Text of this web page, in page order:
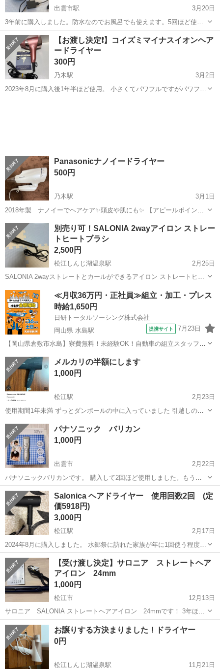
出雲市駅
3月20日
3年前に購入しました。防水なのでお風呂でも使えます。5回ほど使用
しましたが引っ越しのため出品します。動作確認済み
島根 出雲市 出雲市駅 美容家電 マイトレックス
【お渡し決定❗️】コイズミマイナスイオンヘア
ードライヤー
300円
乃木駅
3月2日
2023年8月に購入後1年半ほど使用。 小さくてパワフルですがパワフル
Panasonicナノイードライヤー
500円
乃木駅
3月1日
2018年製 ナノイーでヘアケア✨頭皮や肌にも✨ 【アピールポイン
ト】目立った傷、汚れなどはありません。 最近まで使用していまし
た。コードがややねじれています。 【希望取引場所】松江市大庭 【希
望取引日時】土日 上記の条...
島根 松江市 乃木駅 ナノイードライヤー
別売り可！SALONIA 2wayアイロン ストレー
トヒートブラシ
2,500円
松江しんじ湖温泉駅
2月25日
SALONIA 2wayストレートとカールができるアイロン ストレートヒー
トブラシ 動作確認済みです！ 2wayの方は箱ありますが破けてます💦
1つずつの場合は どちらも1250円です
島根 松江市 松江しんじ湖温泉駅 美容家電 SALONIA
≪月収36万円・正社員≫組立・加工・プレス
時給1,650円
日研トータルソーシング株式会社
岡山県 水島駅
提携サイト 7月23日
【岡山県倉敷市水島】寮費無料！未経験OK！自動車の組立スタッフ
《お仕事No.NS0089》 お仕事について 車の組立作業です。専用レール
に乗って流れてくる車の骨組みに、車内外の各部品・ハンドル・足回
り・ドア・シートなどの各...
岡山 倉敷市 水島駅 その他
メルカリの半額にします
1,000円
松江駅
2月23日
使用期間1年未満 ずっとダンボールの中に入っていました 引越しの
為、今月中のお話希望 引渡しは3/3まで
島根 松江市 松江駅 美容家電
パナソニック バリカン
1,000円
出雲市
2月22日
パナソニックバリカンです。 購入して2回ほど使用しました。もう使
わなくなったので出品します。購入時のものは全て揃っています。 使
用後洗浄しましたが、どうしても取れない髪の毛がついています。 宜
しくお願いします。
島根 出雲市 バリカン
Salonica ヘアドライヤー 使用回数2回 (定
価5918円)
3,000円
松江駅
2月17日
2024年8月に購入しました。 水郷祭に訪れた家族が年に1回使う程度な
ので、使用回数は2回です。 製品情報は下記の通りです。色はブラッ
クです。 https://salonia.jp/product/hair/dryerbr...
島根 松江市 松江駅 美容家電 ヘアドライヤー
【受け渡し決定】サロニア ストレートヘア
アイロン 24mm
1,000円
松江市
12月13日
サロニア SALONIA ストレートヘアアイロン 24mmです！ 3年ほど
前に購入して、月3〜4くらいの頻度で使用していました！ 取扱説明書
もあります！ 3枚目の写真はマックスの230℃で動作確認しています！
島根 松江市 美容家電 サロニア
お譲りする方決まりました！ドライヤー
0円
松江しんじ湖温泉駅 11月21日